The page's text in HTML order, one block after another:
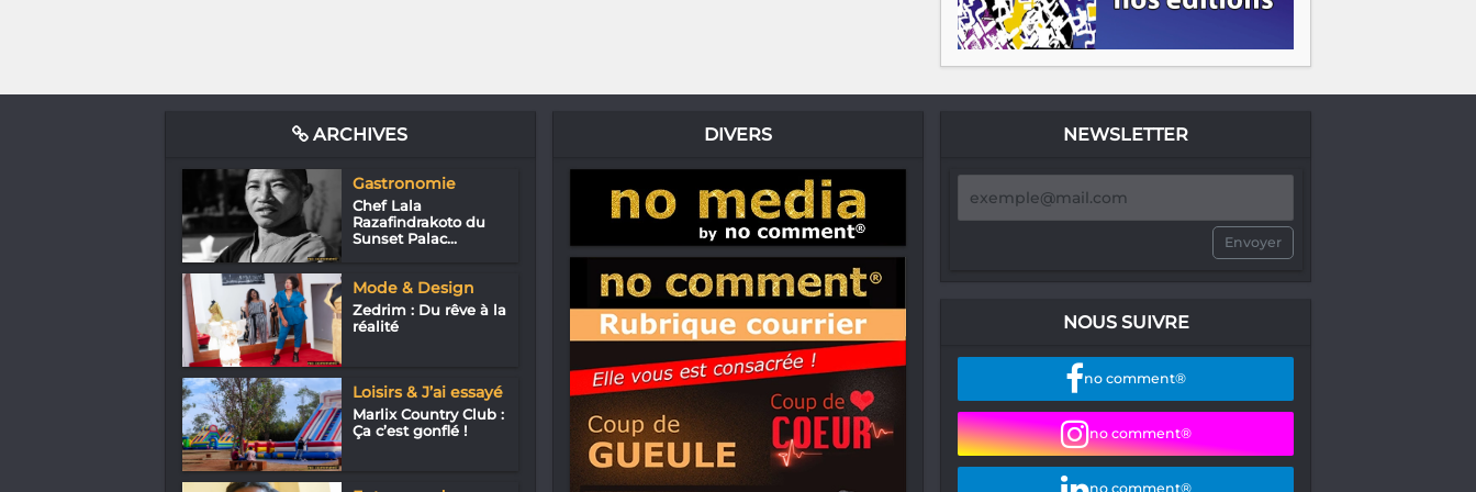
ARCHIVES
Gastronomie
Chef Lala
Razafindrakoto du
Sunset Palac...
Mode & Design
Zedrim : Du rêve à la
réalité
Loisirs & J’ai essayé
Marlix Country Club :
Ça c’est gonflé !
DIVERS NEWSLETTER
Envoyer
NOUS SUIVRE
no comment®
no comment®
no comment®